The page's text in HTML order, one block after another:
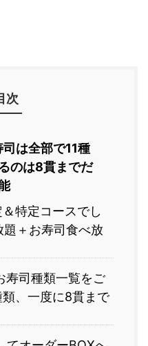
次
は全部で11種
のは8貫までだ
特定コースでし
＋お寿司食べ放
寿司種類一覧をご
、一度に8貫まで